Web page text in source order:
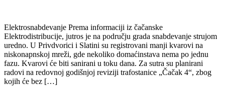
Elektrosnabdevanje Prema informaciji iz čačanske
Elektrodistribucije, jutros je na području grada snabdevanje strujom
uredno. U Privdvorici i Slatini su registrovani manji kvarovi na
niskonapnskoj mreži, gde nekoliko domaćinstava nema po jednu
fazu. Kvarovi će biti sanirani u toku dana. Za sutra su planirani
radovi na redovnoj godišnjoj reviziji trafostanice „Čačak 4“, zbog
kojih će bez […]